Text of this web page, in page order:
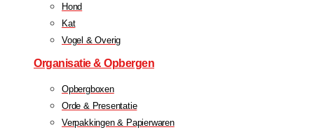
Hond
Kat
Vogel & Overig
Organisatie & Opbergen
Opbergboxen
Orde & Presentatie
Verpakkingen & Papierwaren